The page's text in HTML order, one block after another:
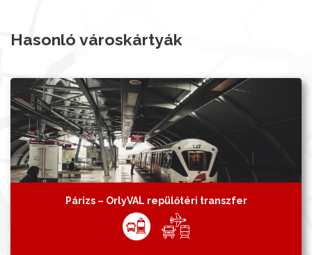
Hasonló városkártyák
Párizs – OrlyVAL repülőtéri transzfer